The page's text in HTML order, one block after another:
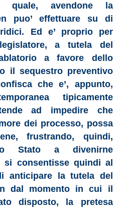
quale, avendone la
puo’ effettuare su di
Ed e’ proprio per
a tutela del
a favore dello
il sequestro preventivo
che e’, appunto,
tipicamente
ad impedire che
dei processo, possa
frustrando, quindi,
Stato a divenirne
si consentisse quindi al
anticipare la tutela del
dal momento in cui il
disposto, la pretesa